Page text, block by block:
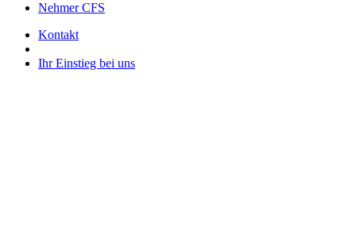
Nehmer CFS
Kontakt
Ihr Einstieg bei uns